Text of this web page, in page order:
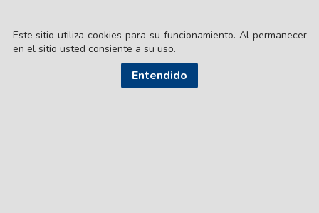
Este sitio utiliza cookies para su funcionamiento. Al permanecer
en el sitio usted consiente a su uso.
Entendido